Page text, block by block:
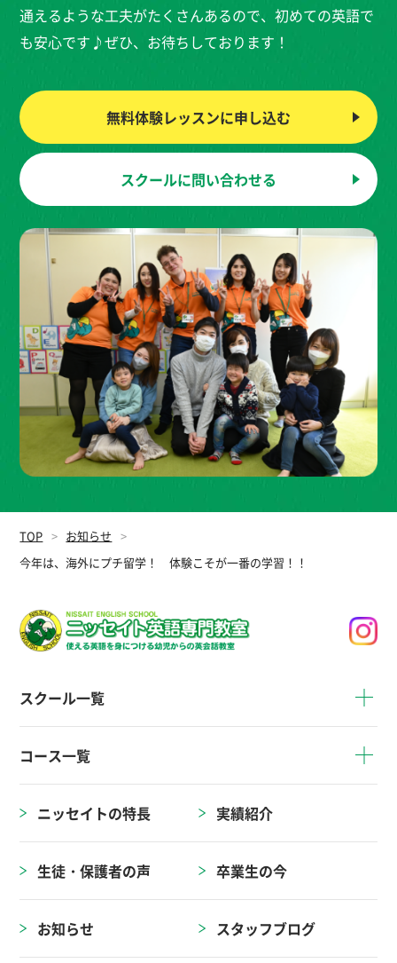
通えるような工夫がたくさんあるので、初めての英語で
も安心です♪ぜひ、お待ちしております！
無料体験レッスンに申し込む
スクールに問い合わせる
TOP
お知らせ
今年は、海外にプチ留学！ 体験こそが一番の学習！！
スクール一覧
コース一覧
ニッセイトの特長 実績紹介
生徒・保護者の声 卒業生の今
お知らせ スタッフブログ